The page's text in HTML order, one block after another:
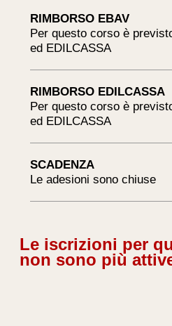
RIMBORSO EBAV
Per questo corso è
ed EDILCASSA
RIMBORSO EDILCASSA
Per questo corso è
ed EDILCASSA
SCADENZA
Le adesioni sono chiuse
Le iscrizioni per
non sono più